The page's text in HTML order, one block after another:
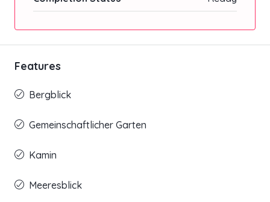
Features
Bergblick
Gemeinschaftlicher Garten
Kamin
Meeresblick